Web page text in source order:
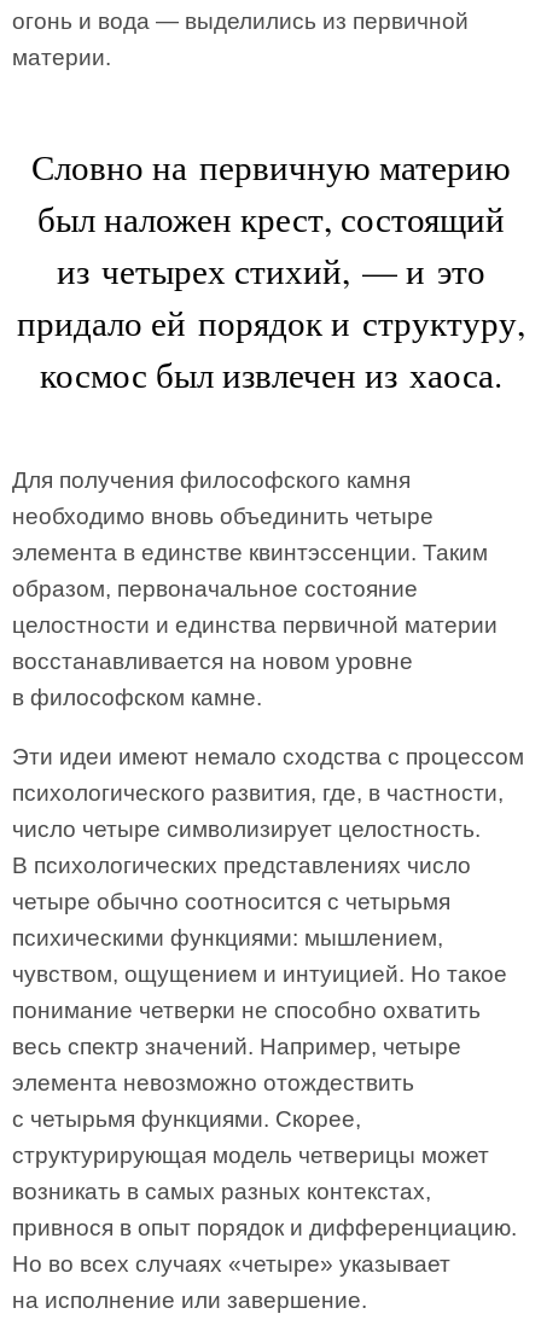
огонь и вода — выделились из первичной
материи.
Словно на первичную материю
был наложен крест, состоящий
из четырех стихий, — и это
придало ей порядок и структуру,
космос был извлечен из хаоса.
Для получения философского камня
необходимо вновь объединить четыре
элемента в единстве квинтэссенции. Таким
образом, первоначальное состояние
целостности и единства первичной материи
восстанавливается на новом уровне
в философском камне.
Эти идеи имеют немало сходства с процессом
психологического развития, где, в частности,
число четыре символизирует целостность.
В психологических представлениях число
четыре обычно соотносится с четырьмя
психическими функциями: мышлением,
чувством, ощущением и интуицией. Но такое
понимание четверки не способно охватить
весь спектр значений. Например, четыре
элемента невозможно отождествить
с четырьмя функциями. Скорее,
структурирующая модель четверицы может
возникать в самых разных контекстах,
привнося в опыт порядок и дифференциацию.
Но во всех случаях «четыре» указывает
на исполнение или завершение.